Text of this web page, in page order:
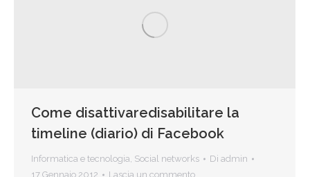
Come disattivaredisabilitare la
timeline (diario) di Facebook
Informatica e tecnologia, Social networks Di admin
17 Gennaio 2012
Lascia un commento